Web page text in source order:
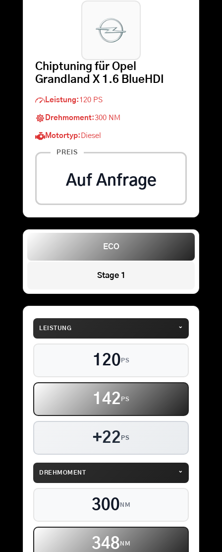
Warenkorb
Chiptuning für Opel
Grandland X 1.6 BlueHDI
Leistung: 120 PS
Drehmoment:300 NM
Motortyp: Diesel
PREIS
Auf Anfrage
ECO
Stage 1
LEISTUNG ⌄
120 PS
142 PS
+22 PS
DREHMOMENT ⌄
300 NM
348 NM